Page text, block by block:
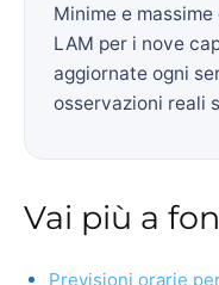
Minime e
LAM per i nove
aggiornate ogni
osservazioni reali
Vai più a
Previsioni orarie